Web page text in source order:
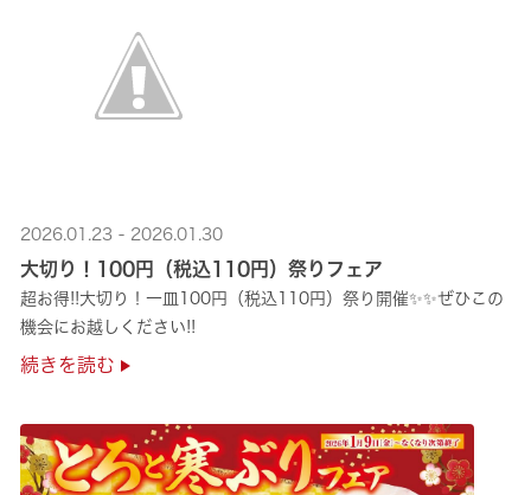
2026.01.23 - 2026.01.30
大切り！100円（税込110円）祭りフェア
超お得!!大切り！一皿100円（税込110円）祭り開催✨✨ぜひこの
機会にお越しください!!
続きを読む